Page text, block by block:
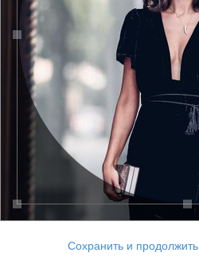
Сохранить и продолжить